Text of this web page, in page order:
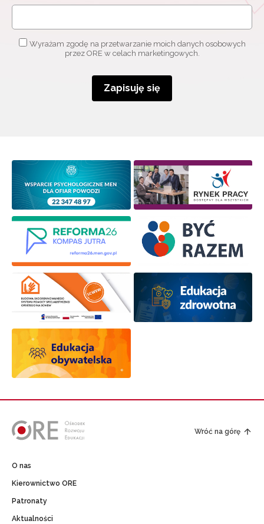
Wyrażam zgodę na przetwarzanie moich danych osobowych
przez ORE w celach marketingowych.
Zapisuję się
Wróć na górę
O nas
Kierownictwo ORE
Patronaty
Aktualności